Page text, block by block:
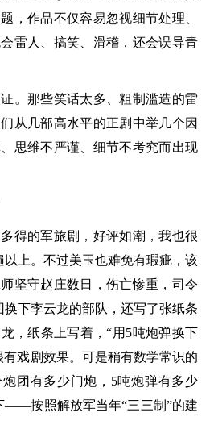
，作品不仅容易忽视细节处理、
雷人、搞笑、滑稽，还会误导青
那些笑话太多、粗制滥造的雷
从几部高水平的正剧中举几个因
思维不严谨、细节不考究而出现
的军旅剧，好评如潮，我也很
上。不过美玉也难免有瑕疵，该
坚守赵庄数日，伤亡惨重，司令
换下李云龙的部队，还写了张纸条
，纸条上写着，“用5吨炮弹换下
戏剧效果。可是稍有数学常识的
炮团有多少门炮，5吨炮弹有多少
——按照解放军当年“三三制”的建